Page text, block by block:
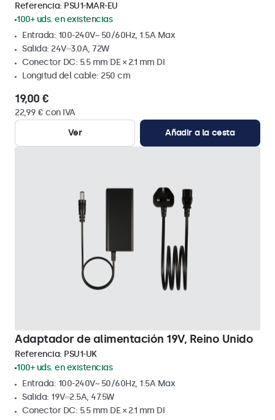
Referencia: PSU1-MAR-EU
100+ uds. en existencias
Entrada: 100-240V~ 50/60Hz, 1.5A Max
Salida: 24V⎓3.0A, 72W
Conector DC: 5.5 mm DE × 2.1 mm DI
Longitud del cable: 250 cm
19,00 €
22,99 € con IVA
Ver
Añadir a la cesta
Adaptador de alimentación 19V, Reino Unido
Referencia: PSU1-UK
100+ uds. en existencias
Entrada: 100-240V~ 50/60Hz, 1.5A Max
Salida: 19V⎓2.5A, 47.5W
Conector DC: 5.5 mm DE × 2.1 mm DI